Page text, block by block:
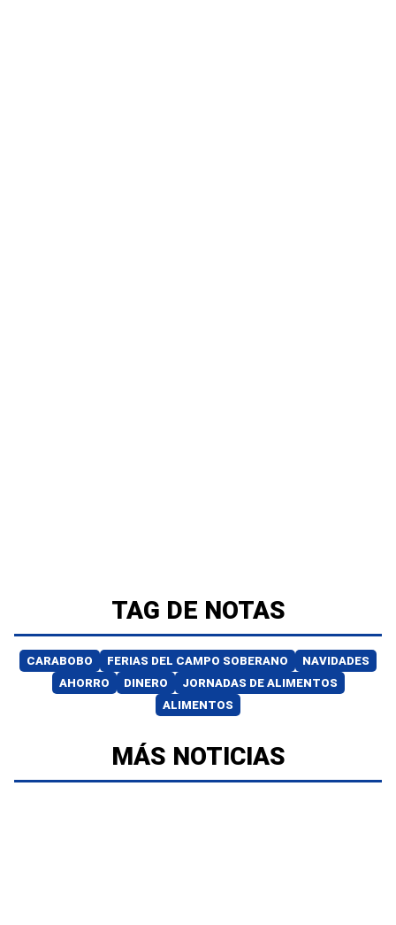
TAG DE NOTAS
CARABOBO FERIAS DEL CAMPO SOBERANO
NAVIDADES
AHORRO
DINERO
JORNADAS DE ALIMENTOS
ALIMENTOS
MÁS NOTICIAS